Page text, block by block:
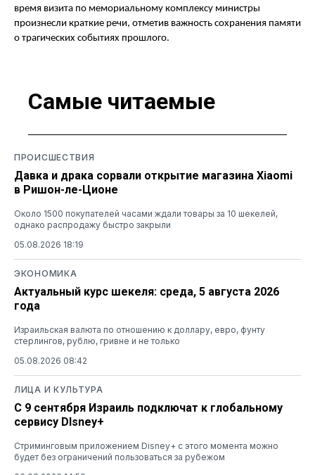
время визита по мемориальному комплексу министры
произнесли краткие речи, отметив важность сохранения памяти
о трагических событиях прошлого.
Самые читаемые
ПРОИСШЕСТВИЯ
Давка и драка сорвали открытие магазина Xiaomi
в Ришон-ле-Ционе
Около 1500 покупателей часами ждали товары за 10 шекелей,
однако распродажу быстро закрыли
05.08.2026 18:19
ЭКОНОМИКА
Актуальный курс шекеля: среда, 5 августа 2026
года
Израильская валюта по отношению к доллару, евро, фунту
стерлингов, рублю, гривне и не только
05.08.2026 08:42
ЛИЦА И КУЛЬТУРА
С 9 сентября Израиль подключат к глобальному
сервису DIsney+
Стриминговым приложением Disney+ с этого момента можно
будет без ограничений пользоваться за рубежом